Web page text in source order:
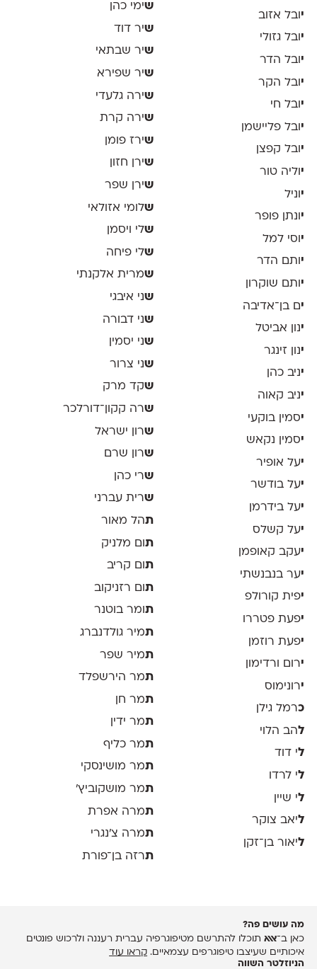
י ובל אזוב
יובל גזולי
י ובל הדר
י ובל הקר
יובל חי
י ובל פליישמן
יובל קפצן
י וליה טור
י וניל
יונתן פופר
י וסי למל
יותם הדר
י ותם שוקרון
ים בן־אדיבה
ינון אביטל
ינון זינגר
יניב כהן
יניב קאוה
יסמין בוקעי
יסמין נקאש
יעל אופיר
יעל בודשר
יעל בידרמן
יעל קשלס
יעקב קאופמן
יער בנבנשתי
יפית קורולפ
יפעת פטררו
יפעת רוזמן
ירום ורדימון
ירונימוס
כרמל גילן
להב הלוי
לי דוד
לי לרדו
לי שיין
ליאב צוקר
ליאור בן־זקן
שימי כהן
שיר דוד
שיר שבתאי
שיר שפירא
שירה גלעדי
שירה קרת
שירז פומן
שירן חזון
שירן שפר
שלומי אזולאי
שלי ויסמן
שלי פיחה
שמרית אלקנתי
שני איבגי
שני דבורה
שני יסמין
שני צרור
שקד מרק
שרה קקון־דורלכר
שרון ישראל
שרון שרם
שרי כהן
שרית עברני
תהל מאור
תום מלניק
ת ום קריב
ת ום רזניקוב
תומר בוטנר
תמיר גולדנברג
תמיר שפר
תמר הירשפלד
תמר חן
תמר ידין
תמר כליף
תמר מושינסקי
תמר מושקוביץ'
תמרה אפרת
תמרה צ׳נגרי
תרזה בן־פורת
מה עושים פה?
כאן ב־אאאתוכלו להתרשם מטיפוגרפיה עברית רעננה ולרכוש פונטים
איכותיים שעיצבו טיפוגרפים עצמאיים. קראו עוד
הניוזלטר השווה